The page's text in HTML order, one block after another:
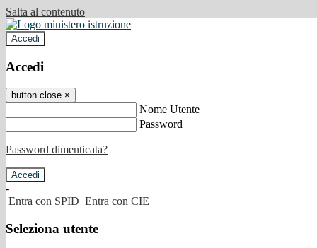
Salta al contenuto
Accedi
Accedi
button close ×
Nome Utente
Password
Password dimenticata?
-
Entra con SPID Entra con CIE
Seleziona utente